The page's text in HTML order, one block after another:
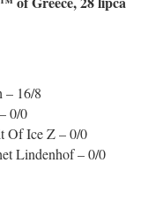
– 16/8
0/0
Of Ice Z – 0/0
Lindenhof – 0/0